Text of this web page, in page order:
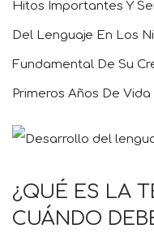
Hitos Importantes Y
Del Lenguaje En Los
Fundamental De Su
Primeros Años De
¿QUÉ ES LA
CUÁNDO